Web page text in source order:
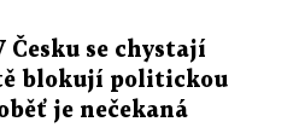
Česku se chystají
blokují politickou
je nečekaná